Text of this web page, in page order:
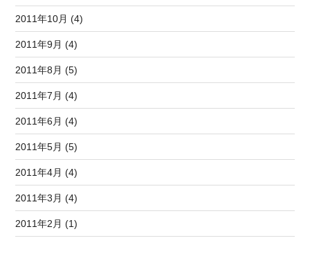
2011年10月 (4)
2011年9月 (4)
2011年8月 (5)
2011年7月 (4)
2011年6月 (4)
2011年5月 (5)
2011年4月 (4)
2011年3月 (4)
2011年2月 (1)